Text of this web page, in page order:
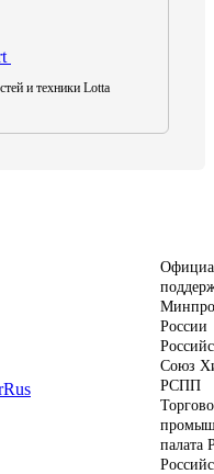
и техники Lotta
России
Союз
РСПП
палата